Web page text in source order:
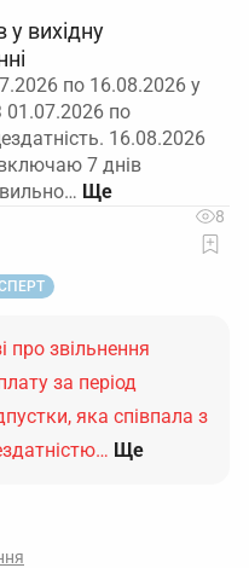
у вихідну
по 16.08.2026 у
01.07.2026 по
16.08.2026
7 днів
8
про звільнення
за період
яка співпала з
Ще